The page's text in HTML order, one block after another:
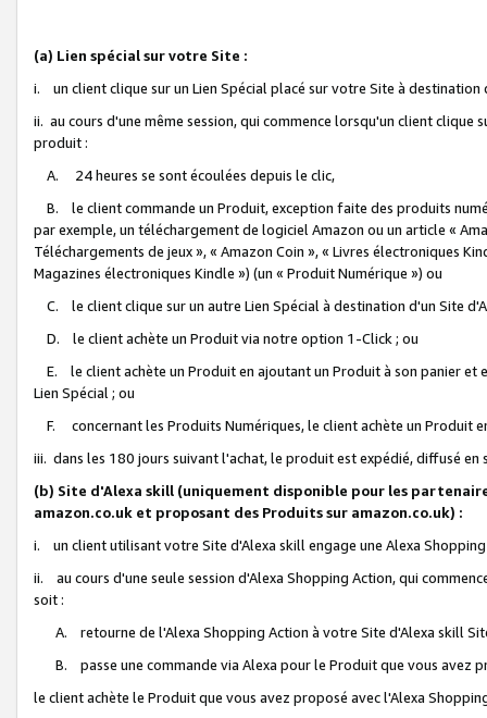
(a) Lien spécial sur votre Site :
i. un client clique sur un Lien Spécial placé sur votre Site à destination
ii. au cours d'une même session, qui commence lorsqu'un client
produit :
A. 24 heures se sont écoulées depuis le clic,
B. le client commande un Produit, exception faite des produits
par exemple, un téléchargement de logiciel Amazon ou un article «
Téléchargements de jeux », « Amazon Coin », « Livres électroniques
Magazines électroniques Kindle ») (un « Produit Numérique ») ou
C. le client clique sur un autre Lien Spécial à destination d'un Site
D. le client achète un Produit via notre option 1-Click ; ou
E. le client achète un Produit en ajoutant un Produit à son panier et
Lien Spécial ; ou
F. concernant les Produits Numériques, le client achète un Produit
iii. dans les 180 jours suivant l'achat, le produit est expédié, diffusé
(b) Site d'Alexa skill (uniquement disponible pour les
amazon.co.uk et proposant des Produits sur amazon.co.uk) :
i. un client utilisant votre Site d'Alexa skill engage une Alexa
ii. au cours d'une seule session d'Alexa Shopping Action, qui
soit :
A. retourne de l'Alexa Shopping Action à votre Site d'Alexa skill
B. passe une commande via Alexa pour le Produit que vous avez
le client achète le Produit que vous avez proposé avec l'Alexa